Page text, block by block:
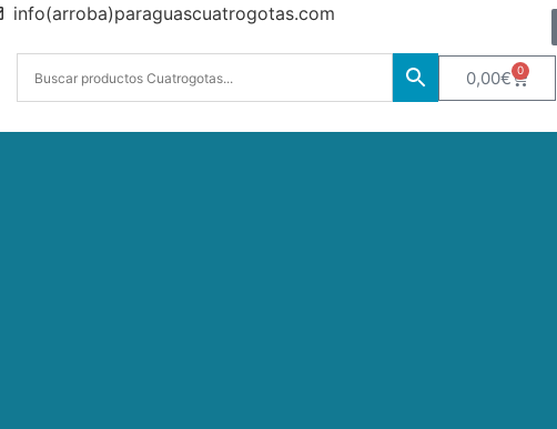
info(arroba)paraguascuatrogotas.com
0,00€ 0